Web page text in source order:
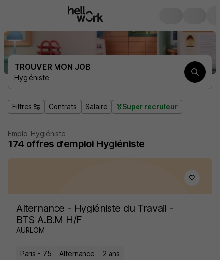
TROUVER MON JOB
Hygiéniste
Filtres Contrats Salaire Super recruteur
Emploi Hygiéniste
174 offres d'emploi Hygiéniste
Alternance - Hygiéniste du Travail -
BTS A.B.M H/F
AURLOM
Paris - 75 Alternance 2 ans